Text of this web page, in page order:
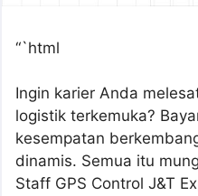
“`html
Ingin karier Anda
logistik terkemuka?
kesempatan
dinamis. Semua itu
Staff GPS Control J&T